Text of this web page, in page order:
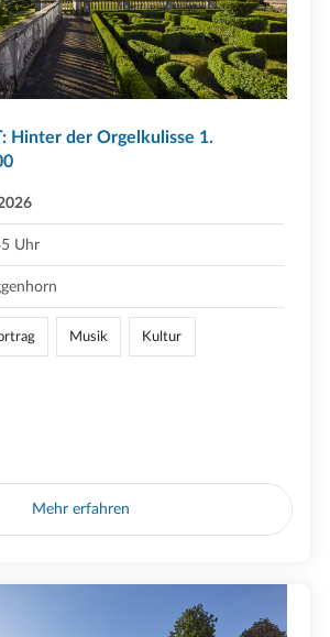
Hinter der Orgelkulisse 1.
Uhr
Musik Kultur
Mehr erfahren